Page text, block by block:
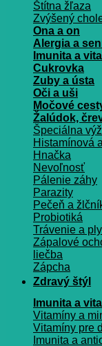
Štítna žľaza
Zvýšený
Ona a on
Alergia a
Imunita a
Cukrovka
Zuby a ústa
Oči a uši
Močové
Žalúdok,
Špeciálna
Histamínová
Hnačka
Nevoľnosť
Pálenie záhy
Parazity
Pečeň a
Probiotiká
Trávenie a
Zápalové
liečba
Zápcha
Zdravý štýl
Imunita a
Vitamíny a
Vitamíny pre
Imunita a